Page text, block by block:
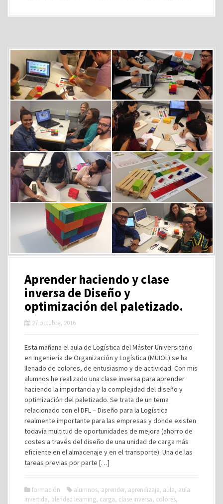
Aprender haciendo y clase
inversa de Diseño y
optimización del paletizado.
27 octubre, 2016
Esta mañana el aula de Logística del Máster Universitario
en Ingeniería de Organización y Logística (MUIOL) se ha
llenado de colores, de entusiasmo y de actividad. Con mis
alumnos he realizado una clase inversa para aprender
haciendo la importancia y la complejidad del diseño y
optimización del paletizado. Se trata de un tema
relacionado con el DFL – Diseño para la Logística
realmente importante para las empresas y donde existen
todavía multitud de oportunidades de mejora (ahorro de
costes a través del diseño de una unidad de carga más
eficiente en el almacenaje y en el transporte). Una de las
tareas previas por parte […]
formación alumnos, aprender, aprendizaje, aula, aula
invertida, blended learning, carga, clase inversa, colores,